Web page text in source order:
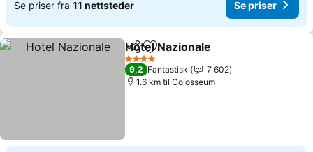
Se priser fra 11 nettsteder Se priser
Del Legg til i favoritter
Hotel Nazionale
4 Stjerner
9,2 Fantastisk
7 602
1.6 km til Colosseum